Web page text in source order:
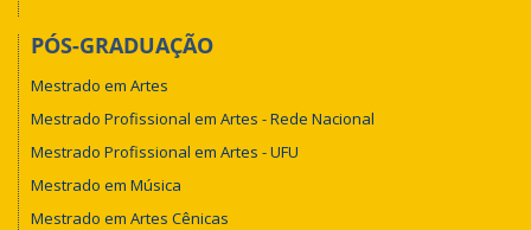
PÓS-GRADUAÇÃO
Mestrado em Artes
Mestrado Profissional em Artes - Rede Nacional
Mestrado Profissional em Artes - UFU
Mestrado em Música
Mestrado em Artes Cênicas